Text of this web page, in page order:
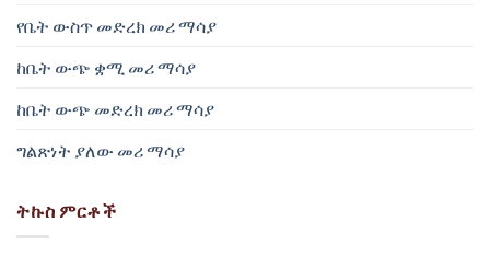
የቤት ውስጥ መድረክ መሪ ማሳያ
ከቤት ውጭ ቋሚ መሪ ማሳያ
ከቤት ውጭ መድረክ መሪ ማሳያ
ግልጽነት ያለው መሪ ማሳያ
ትኩስ ምርቶች